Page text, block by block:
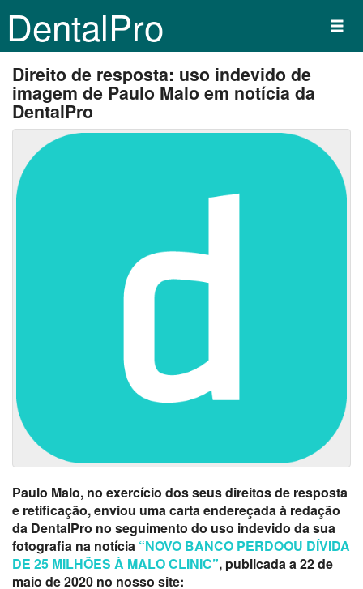
DentalPro
Direito de resposta: uso indevido de
imagem de Paulo Malo em notícia da
DentalPro
Paulo Malo, no exercício dos seus direitos de resposta
e retificação, enviou uma carta endereçada à redação
da DentalPro no seguimento do uso indevido da sua
fotografia na notícia “NOVO BANCO PERDOOU DÍVIDA
DE 25 MILHÕES À MALO CLINIC”, publicada a 22 de
maio de 2020 no nosso site: